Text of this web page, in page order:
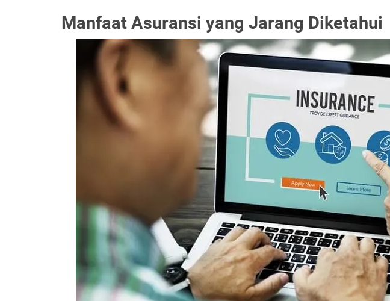
Manfaat Asuransi yang Jarang Diketahui